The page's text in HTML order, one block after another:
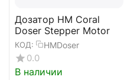
Дозатор HM Coral
Doser Stepper Motor
КОД: HMDoser
0.0
В наличии